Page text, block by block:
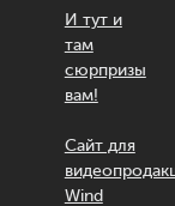
И тут и
там
сюрпризы
вам!
Сайт для
Wind